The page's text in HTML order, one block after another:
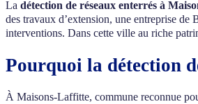
La détection de réseaux enterrés à
des travaux d’extension, une entreprise
interventions. Dans cette ville au riche
Pourquoi la détection
À Maisons-Laffitte, commune reconnue